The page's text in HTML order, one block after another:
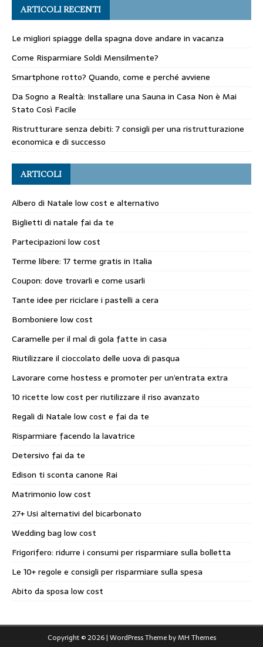
ARTICOLI RECENTI
Le migliori spiagge della spagna dove andare in vacanza
Come Risparmiare Soldi Mensilmente?
Smartphone rotto? Quando, come e perché avviene
Da Sogno a Realtà: Installare una Sauna in Casa Non è Mai
Stato Così Facile
Ristrutturare senza debiti: 7 consigli per una ristrutturazione
economica e di successo
ARTICOLI
Albero di Natale low cost e alternativo
Biglietti di natale fai da te
Partecipazioni low cost
Terme libere: 17 terme gratis in Italia
Coupon: dove trovarli e come usarli
Tante idee per riciclare i pastelli a cera
Bomboniere low cost
Caramelle per il mal di gola fatte in casa
Riutilizzare il cioccolato delle uova di pasqua
Lavorare come hostess e promoter per un’entrata extra
10 ricette low cost per riutilizzare il riso avanzato
Regali di Natale low cost e fai da te
Risparmiare facendo la lavatrice
Detersivo fai da te
Edison ti sconta canone Rai
Matrimonio low cost
27+ Usi alternativi del bicarbonato
Wedding bag low cost
Frigorifero: ridurre i consumi per risparmiare sulla bolletta
Le 10+ regole e consigli per risparmiare sulla spesa
Abito da sposa low cost
Copyright © 2026 | WordPress Theme byMH Themes